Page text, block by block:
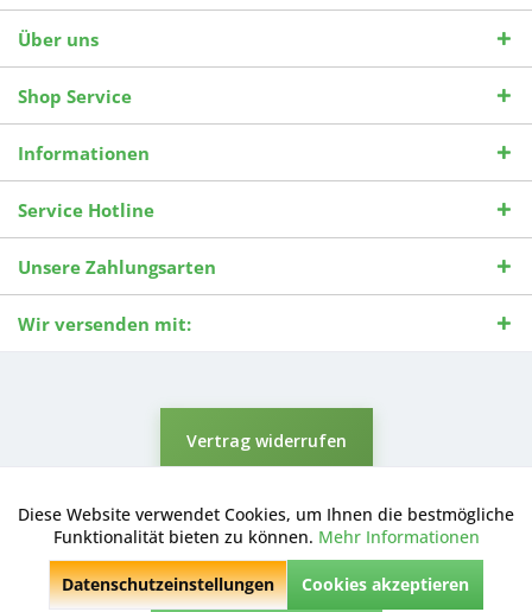
Über uns
Shop Service
Informationen
Service Hotline
Unsere Zahlungsarten
Wir versenden mit:
Vertrag widerrufen
Nachnahmegebühren, wenn nicht anders beschrieben.
Durchgestrichene Preise entsprechen dem niedrigsten Verkaufspreis
der letzten 30 Tage. ** Preise beziehen sich auf einen einmal
geforderten Verkaufspreis. UVP: Unverbindliche Preisempfehlung des
Herstellers.
Funktionale Aktiv
Marketing Inaktiv
Diese Website verwendet Cookies, um Ihnen die bestmögliche
Funktionalität bieten zu können. Mehr Informationen
Datenschutzeinstellungen Cookies akzeptieren